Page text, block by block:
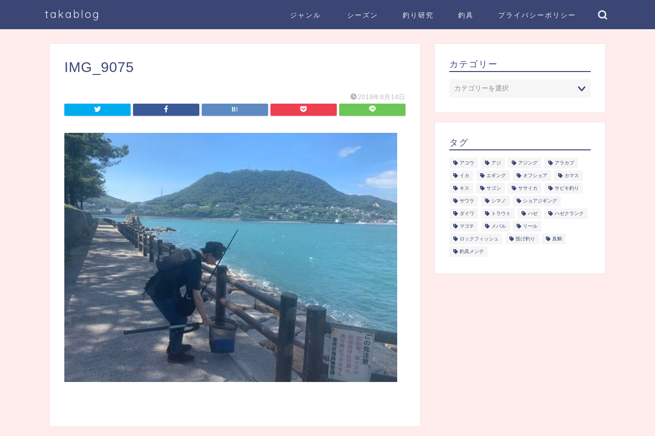
takablog ジャンル シーズン 釣り研究 釣具 プライバシーポリシー
IMG_9075
2019年8月14日
カテゴリー
タグ
アコウ アジ アジング アラカブ
イカ エギング オフショア カマス
キス サゴシ ササイカ サビキ釣り
サワラ シマノ ショアジギング
ダイワ トラウト ハゼ ハゼクランク
マゴチ メバル リール
ロックフィッシュ 投げ釣り 真鯛
釣具メンテ